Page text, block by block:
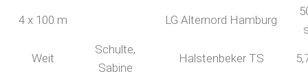
4 x 100 m LG Alternord Hamburg
Weit
Schulte,
Sabine
Halstenbeker TS